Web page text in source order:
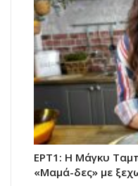
ΕΡΤ1: Η Μάγκυ
«Μαμά-δες» με